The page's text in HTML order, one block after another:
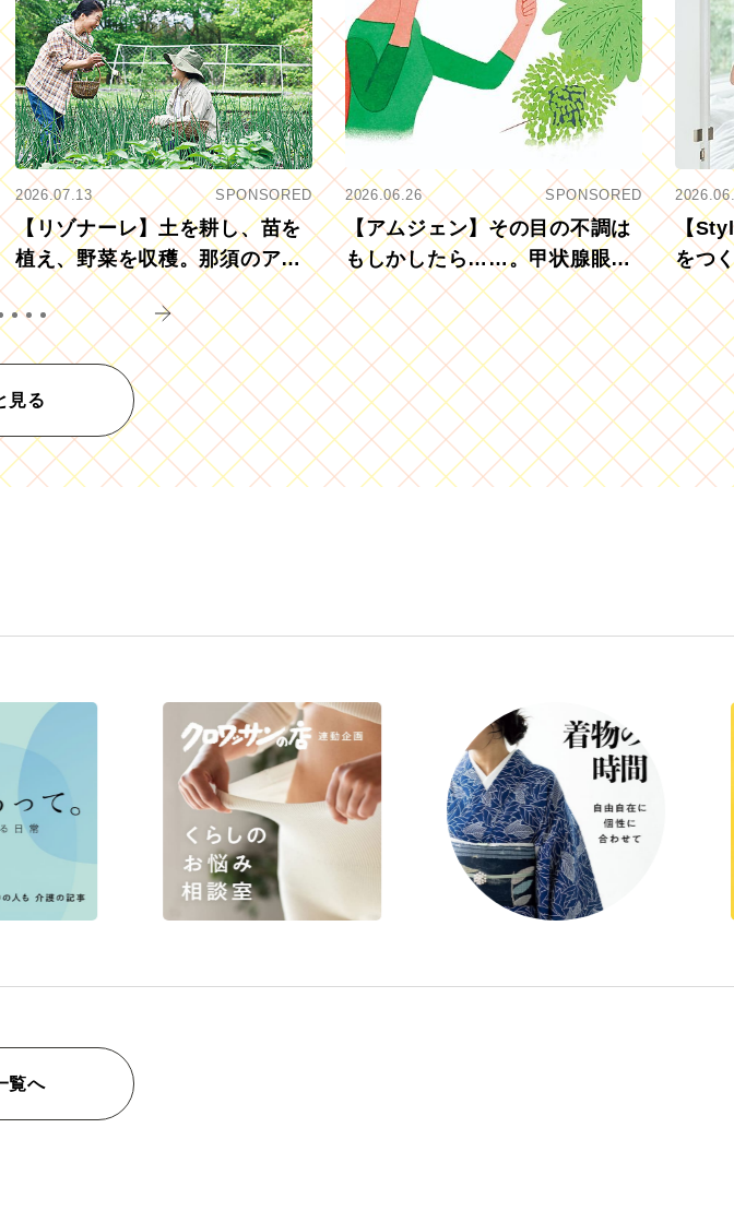
2026.07.13 SPONSORED
【リゾナーレ】土を耕し、苗を
植え、野菜を収穫。那須のアグ
リツーリズモを体験
2026.06.26 SPONSORED
【アムジェン】その目の不調は
もしかしたら……。甲状腺眼症
を知っていますか？
【
をつ
見る
覧へ